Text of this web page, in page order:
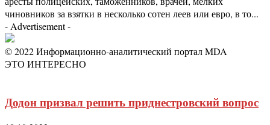
чиновников за взятки в несколько сотен леев или евро, в то...
- Advertisement -
© 2022 Информационно-аналитический портал MDA
ЭТО ИНТЕРЕСНО
Додон призвал решить приднестровский вопрос